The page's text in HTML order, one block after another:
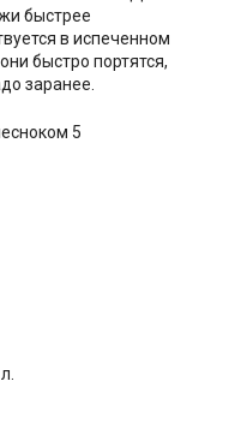
быстрее
в испеченном
быстро портятся,
заранее.